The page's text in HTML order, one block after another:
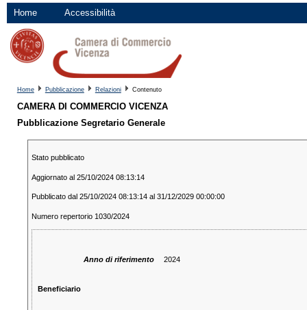
Home Accessibilità
Home Pubblicazione Relazioni Contenuto
CAMERA DI COMMERCIO VICENZA
Pubblicazione Segretario Generale
Stato pubblicato
Aggiornato al 25/10/2024 08:13:14
Pubblicato dal 25/10/2024 08:13:14 al 31/12/2029 00:00:00
Numero repertorio 1030/2024
Anno di riferimento 2024
Beneficiario